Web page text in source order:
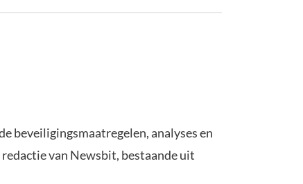
beveiligingsmaatregelen, analyses en
van Newsbit, bestaande uit